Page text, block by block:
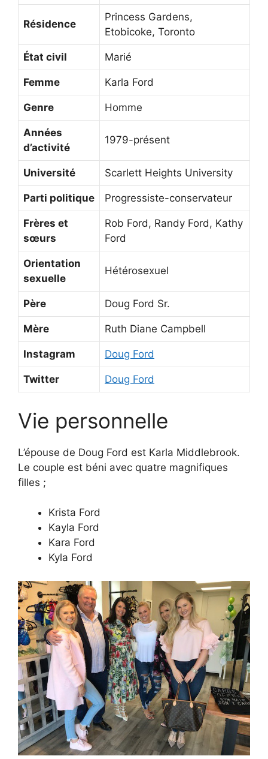
Résidence
Princess Gardens,
Etobicoke, Toronto
État civil Marié
Femme Karla Ford
Genre Homme
Années
d’activité
1979-présent
Université Scarlett Heights University
Parti politique Progressiste-conservateur
Frères et
sœurs
Rob Ford, Randy Ford, Kathy
Ford
Orientation
sexuelle
Hétérosexuel
Père Doug Ford Sr.
Mère Ruth Diane Campbell
Instagram Doug Ford
Twitter Doug Ford
Vie personnelle
L’épouse de Doug Ford est Karla Middlebrook.
Le couple est béni avec quatre magnifiques
filles ;
Krista Ford
Kayla Ford
Kara Ford
Kyla Ford